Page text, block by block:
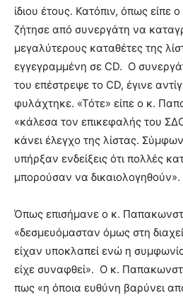
ίδιου έτους. Κατόπιν, όπως είπε
ζήτησε από συνεργάτη να
μεγαλύτερους καταθέτες της
εγγεγραμμένη σε CD. Ο
του επέστρεψε το CD, έγινε
φυλάχτηκε. «Τότε» είπε ο κ.
«κάλεσα τον επικεφαλής του
κάνει έλεγχο της λίστας.
υπήρξαν ενδείξεις ότι πολλές
μπορούσαν να δικαιολογηθούν».
Όπως επισήμανε ο κ.
«δεσμευόμασταν όμως στη
είχαν υποκλαπεί ενώ η
είχε συναφθεί». Ο κ.
πως «η όποια ευθύνη βαρύνει